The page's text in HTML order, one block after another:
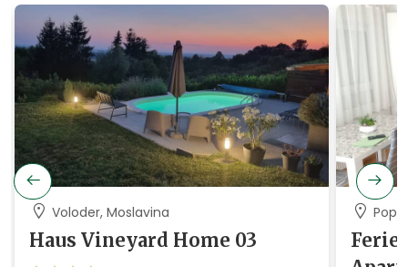
Voloder, Moslavina
Haus Vineyard Home 03